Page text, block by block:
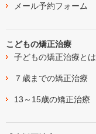
メール予約フォーム
こどもの矯正治療
子どもの矯正治療とは
７歳までの矯正治療
13～15歳の矯正治療